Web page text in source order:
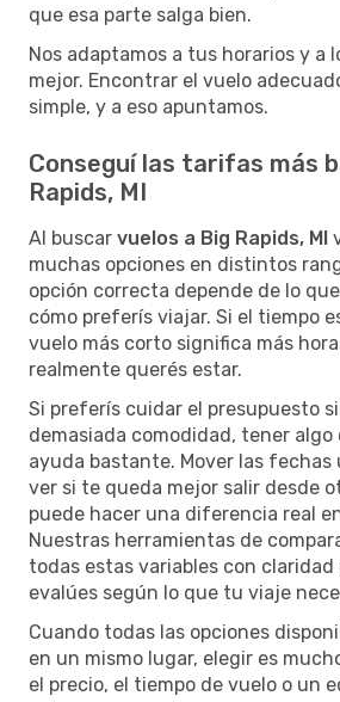
que esa parte salga bien.
Nos adaptamos a tus horarios y a
mejor. Encontrar el vuelo
simple, y a eso apuntamos.
Conseguí las tarifas más
Rapids, MI
Al buscar vuelos a Big Rapids, MI
muchas opciones en distintos
opción correcta depende de lo
cómo preferís viajar. Si el tiempo
vuelo más corto significa más
realmente querés estar.
Si preferís cuidar el presupuesto
demasiada comodidad, tener
ayuda bastante. Mover las fechas
ver si te queda mejor salir desde
puede hacer una diferencia real
Nuestras herramientas de
todas estas variables con claridad
evalúes según lo que tu viaje
Cuando todas las opciones
en un mismo lugar, elegir es
el precio, el tiempo de vuelo o un